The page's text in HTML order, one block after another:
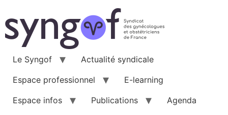
au
contenu
Le Syngof
Actualité syndicale
Espace professionnel
E-learning
Espace infos
Publications
Agenda